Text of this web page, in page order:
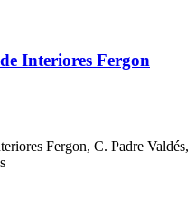
Interiores Fergon
Fergon, C. Padre Valdés,